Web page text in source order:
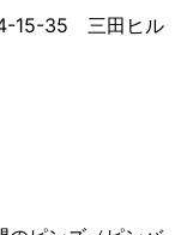
15-35 三田ヒル